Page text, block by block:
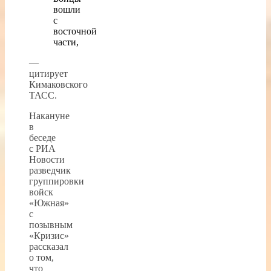
вошли
с
восточной
части,
—
цитирует
Кимаковского
ТАСС.
Накануне
в
беседе
с РИА
Новости
разведчик
группировки
войск
«Южная»
с
позывным
«Кризис»
рассказал
о том,
что